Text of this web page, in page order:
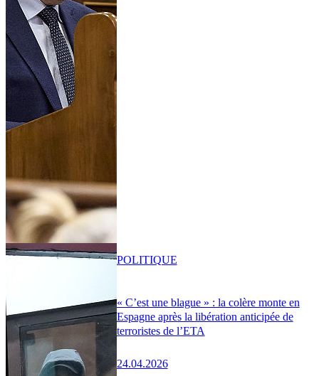
« C’est une blague » : la colère monte en
Espagne après la libération anticipée de
terroristes de l’ETA
24.04.2026
POLITIQUE